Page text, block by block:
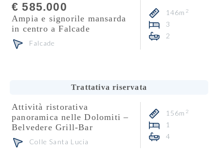
€ 585.000
Ampia e signorile mansarda
in centro a Falcade
Falcade
146m 2
3
2
Consulente
Trattativa riservata
Attività ristorativa
panoramica nelle Dolomiti –
Belvedere Grill-Bar
Colle Santa Lucia
156m 2
1
4
Consulente